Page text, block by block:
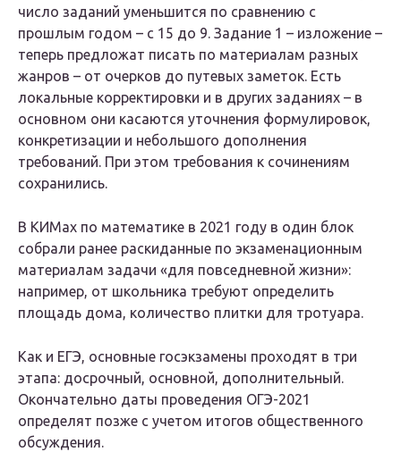
число заданий уменьшится по сравнению с
прошлым годом – с 15 до 9. Задание 1 – изложение –
теперь предложат писать по материалам разных
жанров – от очерков до путевых заметок. Есть
локальные корректировки и в других заданиях – в
основном они касаются уточнения формулировок,
конкретизации и небольшого дополнения
требований. При этом требования к сочинениям
сохранились.
В КИМах по математике в 2021 году в один блок
собрали ранее раскиданные по экзаменационным
материалам задачи «для повседневной жизни»:
например, от школьника требуют определить
площадь дома, количество плитки для тротуара.
Как и ЕГЭ, основные госэкзамены проходят в три
этапа: досрочный, основной, дополнительный.
Окончательно даты проведения ОГЭ-2021
определят позже с учетом итогов общественного
обсуждения.